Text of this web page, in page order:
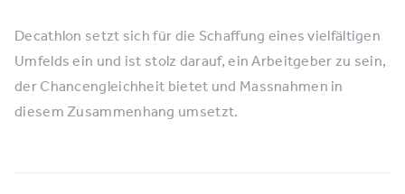
Decathlon setzt sich für die Schaffung eines vielfältigen
Umfelds ein und ist stolz darauf, ein Arbeitgeber zu sein,
der Chancengleichheit bietet und Massnahmen in
diesem Zusammenhang umsetzt.